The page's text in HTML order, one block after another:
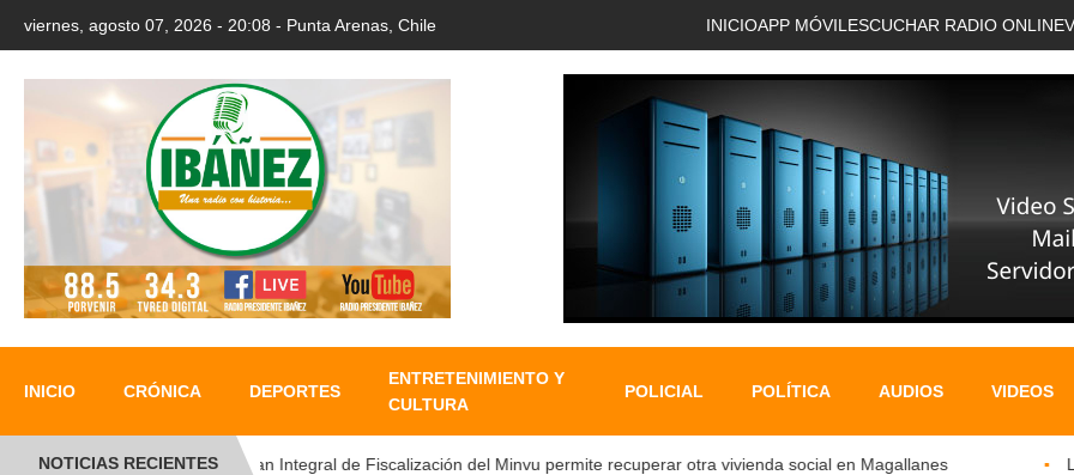
viernes, agosto 07, 2026 - 20:08 - Punta Arenas, Chile INICIOAPP MÓVIL ESCUCHAR RADIO ONLINE
INICIO CRÓNICA DEPORTES
ENTRETENIMIENTO Y
CULTURA
POLICIAL POLÍTICA AUDIOS VIDEOS
NOTICIAS RECIENTESPlan Integral de Fiscalización del Minvu permite recuperar otra vivienda social en Magallanes